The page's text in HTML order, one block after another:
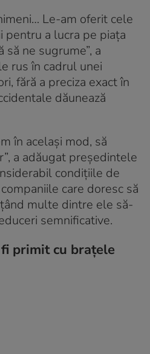
Le-am oferit cele
pentru a lucra pe piața
să ne sugrume”, a
rus în cadrul unei
fără a preciza exact în
dăunează
în același mod, să
a adăugat președintele
condițiile de
care doresc să
multe dintre ele să-
semnificative.
fi primit cu brațele